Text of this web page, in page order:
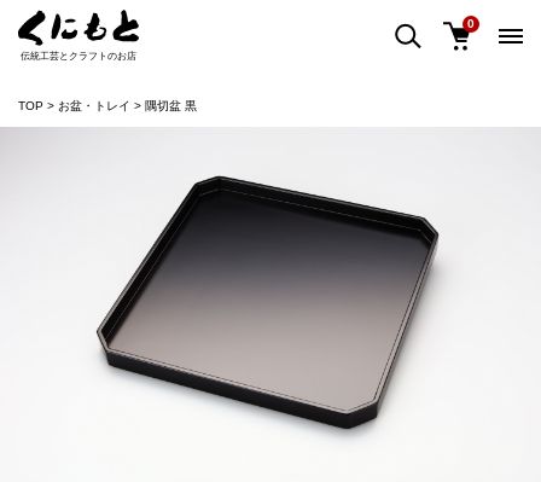
伝統工芸とクラフトのお店
0
TOP お盆・トレイ 隅切盆 黒